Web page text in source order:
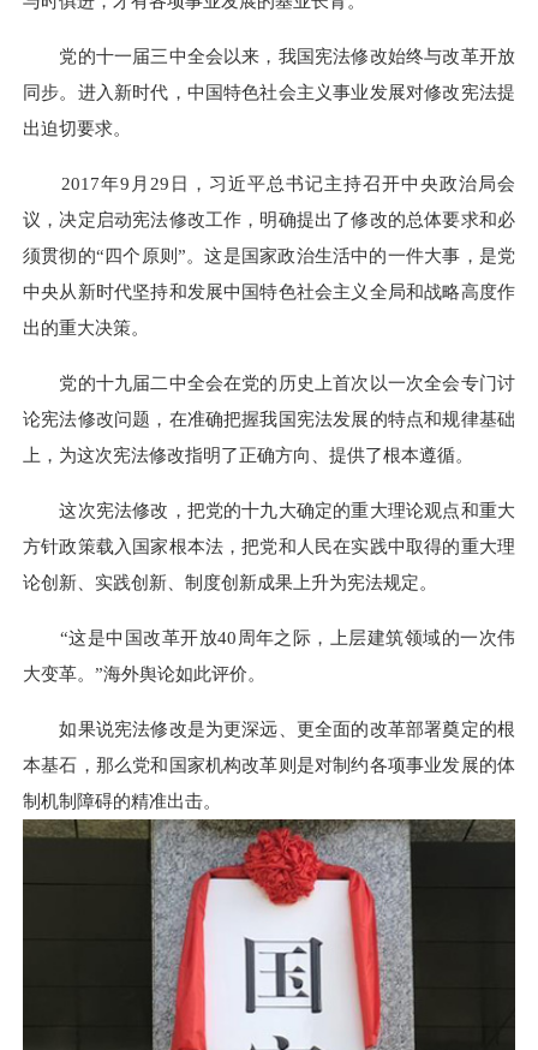
党的十一届三中全会以来，我国宪法修改始终与改革开放
同步。进入新时代，中国特色社会主义事业发展对修改宪法提
出迫切要求。
2017年9月29日，习近平总书记主持召开中央政治局会
议，决定启动宪法修改工作，明确提出了修改的总体要求和必
须贯彻的“四个原则”。这是国家政治生活中的一件大事，是党
中央从新时代坚持和发展中国特色社会主义全局和战略高度作
出的重大决策。
党的十九届二中全会在党的历史上首次以一次全会专门讨
论宪法修改问题，在准确把握我国宪法发展的特点和规律基础
上，为这次宪法修改指明了正确方向、提供了根本遵循。
这次宪法修改，把党的十九大确定的重大理论观点和重大
方针政策载入国家根本法，把党和人民在实践中取得的重大理
论创新、实践创新、制度创新成果上升为宪法规定。
“这是中国改革开放40周年之际，上层建筑领域的一次伟
大变革。”海外舆论如此评价。
如果说宪法修改是为更深远、更全面的改革部署奠定的根
本基石，那么党和国家机构改革则是对制约各项事业发展的体
制机制障碍的精准出击。